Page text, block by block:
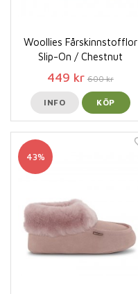
Woollies Fårskinnstofflor
Slip-On / Chestnut
449 kr 600 kr
INFO KÖP
43%